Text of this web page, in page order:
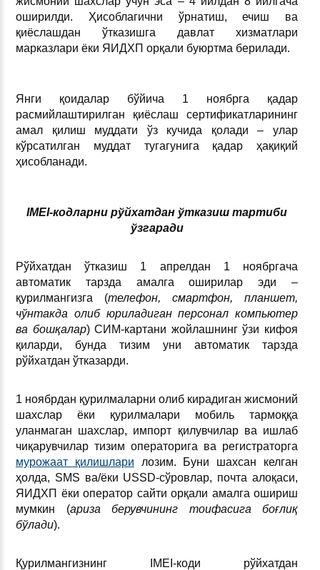
оширилди. Ҳисоблагични ўрнатиш, ечиш ва
қиёслашдан ўтказишга давлат хизматлари
марказлари ёки ЯИДХП орқали буюртма берилади.
Янги қоидалар бўйича 1 ноябрга қадар
расмийлаштирилган қиёслаш сертификатларининг
амал қилиш муддати ўз кучида қолади – улар
кўрсатилган муддат тугагунига қадар ҳақиқий
ҳисобланади.
IMEI-кодларни рўйхатдан ўтказиш тартиби
ўзгаради
Рўйхатдан ўтказиш 1 апрелдан 1 ноябргача
автоматик тарзда амалга оширилар эди –
қурилмангизга (телефон, смартфон, планшет,
чўнтакда олиб юриладиган персонал компьютер
ва бошқалар) СИМ-картани жойлашнинг ўзи кифоя
қиларди, бунда тизим уни автоматик тарзда
рўйхатдан ўтказарди.
1 ноябрдан қурилмаларни олиб кирадиган жисмоний
шахслар ёки қурилмалари мобиль тармоққа
уланмаган шахслар, импорт қилувчилар ва ишлаб
чиқарувчилар тизим операторига ва регистраторга
мурожаат қилишлари лозим. Буни шахсан келган
ҳолда, SMS ва/ёки USSD-сўровлар, почта алоқаси,
ЯИДХП ёки оператор сайти орқали амалга ошириш
мумкин (ариза берувчининг тоифасига боғлиқ
бўлади).
Қурилмангизнинг IMEI-коди рўйхатдан